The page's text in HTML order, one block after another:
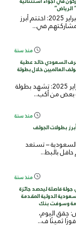
الرياض، السعودية، 09 فبراير 2025: اختتم أبرز
في...
منذ سنة
السعودي خالد عطية
العالميين خلال بطولة
الرياض، السعودية، 7 فبراير 2025: تشهد بطولة
منذ سنة
بطولات الجولف
السعودية – تستعد
بالبط...
منذ سنة
جولة فاصلة ليحصد جائزة
الدولية المقدمة
وسوفت بنك
– الرياض: حقق اليوم،
ثمينًا ف...